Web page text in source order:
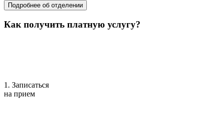
Подробнее об отделении
Как получить платную услугу?
1. Записаться
на прием